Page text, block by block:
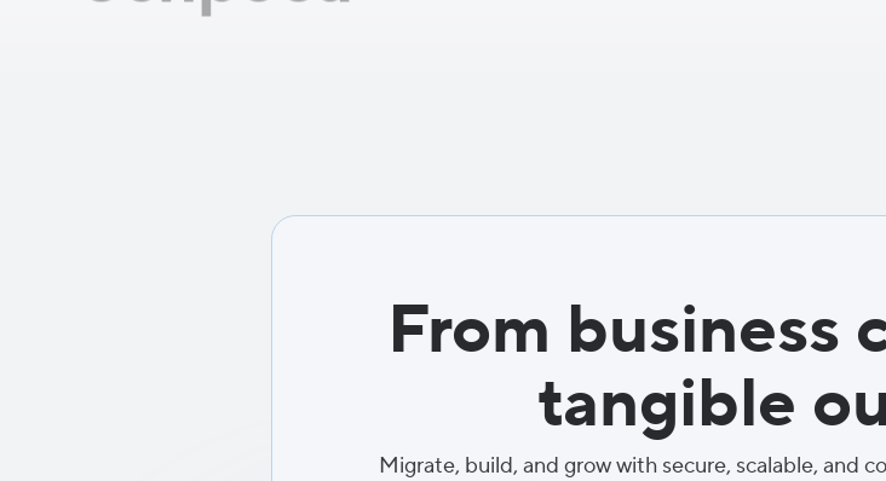
From business
tangible
Migrate, build, and grow with secure, scalable, and